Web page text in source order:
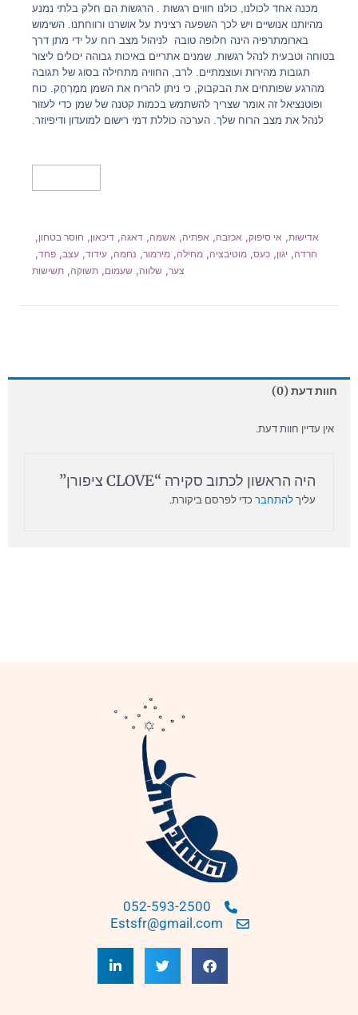
מכנה אחד לכולנו, כולנו חווים רגשות . הרגשות הם חלק בלתי נמנע
מהיותנו אנושיים ויש לכך השפעה רצינית על אושרנו ורווחתנו. השימוש
בארומתרפיה הינה חלופה טובה לניהול מצב רוח על ידי מתן דרך
בטוחה וטבעית לנהל רגשות. שמנים אתריים באיכות גבוהה יכולים ליצור
תגובות מהירות ועוצמתיים. לרב, החוויה מתחילה בסוג של תגובה
מהרגע שפותחים את הבקבוק, כי ניתן להריח את השמן ממֶרְחָק. כוח
ופוטנציאל זה אומר שצריך להשתמש בכמות קטנה של שמן כדי לעזור
לנהל את מצב הרוח שלך. הערכה כוללת דמי רישום למועדון ודיפיוזר.
אדישות, אי סיפוק, אכזבה, אפתיה, אשמה, דאגה, דיכאון, חוסר בטחון,
חרדה, יגון, כעס, מוטיבציה, מחילה, מירמור, נחמה, עידוד, עצב, פחד,
צער, שלווה, שעמום, תשוקה, תשישות
חוות דעת (0)
אין עדיין חוות דעת.
היה הראשון לכתוב סקירה “CLOVE ציפורן”
עליךלהתחברכדי לפרסם ביקורת.
052-593-2500
Estsfr@gmail.com